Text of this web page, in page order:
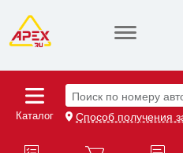
Каталог
Поиск по номеру
Способ получения